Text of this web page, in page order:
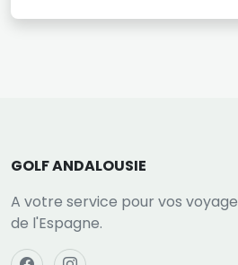
GOLF ANDALOUSIE
A votre service pour vos
de l'Espagne.